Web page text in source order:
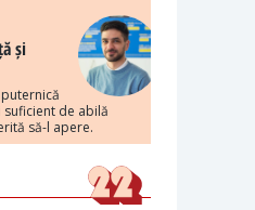
și
de abilă
să-l apere.